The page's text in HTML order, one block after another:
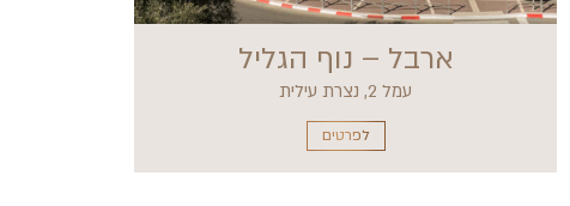
ארבל – נוף הגליל
עמל 2, נצרת עילית
לפרטים